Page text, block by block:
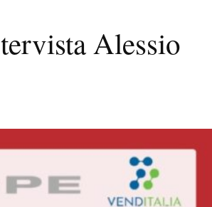
Alessio